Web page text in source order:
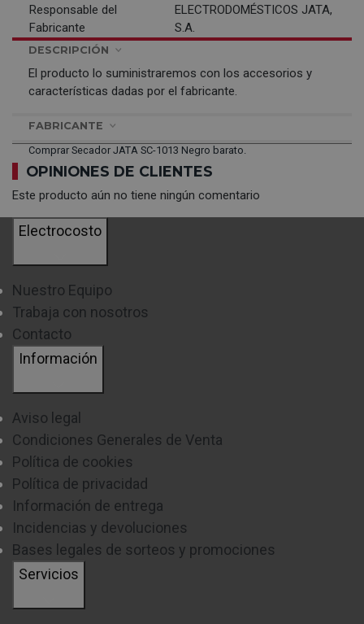
Responsable del
Fabricante
ELECTRODOMÉSTICOS JATA,
S.A.
DESCRIPCIÓN
El producto lo suministraremos con los accesorios y
características dadas por el fabricante.
FABRICANTE
Comprar Secador JATA SC-1013 Negro barato.
OPINIONES DE CLIENTES
Este producto aún no tiene ningún comentario
Electrocosto
Nuestro Equipo
Trabaja con nosotros
Contacto
Información
Aviso legal
Condiciones Generales de Venta
Política de cookies
Política de privacidad
Información de entrega
Incidencias y devoluciones
Bases legales de sorteos y promociones
Servicios